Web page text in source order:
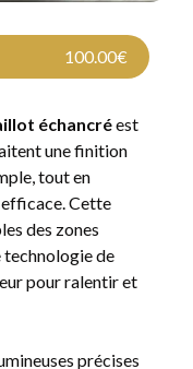
100.00€
échancréest
une finition
tout en
Cette
des zones
technologie de
pour ralentir et
précises